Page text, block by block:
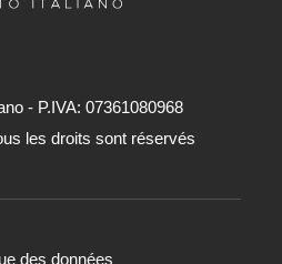
- P.IVA: 073​61080​968
les droits sont réservés
des données